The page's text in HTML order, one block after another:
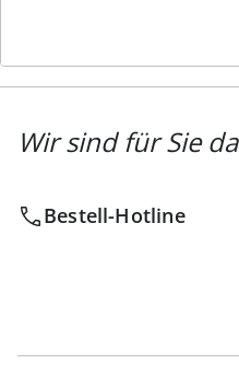
Wir sind für Sie da
Bestell-Hotline